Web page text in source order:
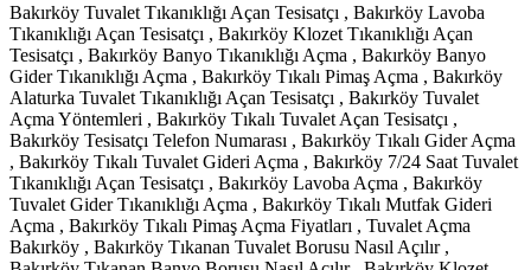
Bakırköy Tuvalet Tıkanıklığı Açan Tesisatçı , Bakırköy Lavoba
Tıkanıklığı Açan Tesisatçı , Bakırköy Klozet Tıkanıklığı Açan
Tesisatçı , Bakırköy Banyo Tıkanıklığı Açma , Bakırköy Banyo
Gider Tıkanıklığı Açma , Bakırköy Tıkalı Pimaş Açma , Bakırköy
Alaturka Tuvalet Tıkanıklığı Açan Tesisatçı , Bakırköy Tuvalet
Açma Yöntemleri , Bakırköy Tıkalı Tuvalet Açan Tesisatçı ,
Bakırköy Tesisatçı Telefon Numarası , Bakırköy Tıkalı Gider Açma
, Bakırköy Tıkalı Tuvalet Gideri Açma , Bakırköy 7/24 Saat Tuvalet
Tıkanıklığı Açan Tesisatçı , Bakırköy Lavoba Açma , Bakırköy
Tuvalet Gider Tıkanıklığı Açma , Bakırköy Tıkalı Mutfak Gideri
Açma , Bakırköy Tıkalı Pimaş Açma Fiyatları , Tuvalet Açma
Bakırköy , Bakırköy Tıkanan Tuvalet Borusu Nasıl Açılır ,